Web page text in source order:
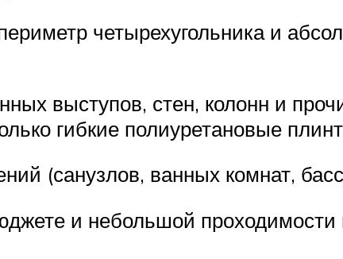
четырехугольника и
выступов, стен, колонн и
гибкие полиуретановые
(санузлов, ванных комнат,
и небольшой